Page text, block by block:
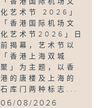
化艺术节 2026」
「香港国际机场文
化艺术节2026」日
前揭幕，艺术节以
「香港上海双城
聚」为主题，以香
港的唐楼及上海的
石库门两种标志...
06/08/2026